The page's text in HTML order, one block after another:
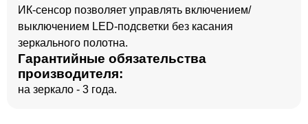
ИК-сенсор позволяет управлять включением/
выключением LED-подсветки без касания
зеркального полотна.
Гарантийные обязательства
производителя:
на зеркало - 3 года.